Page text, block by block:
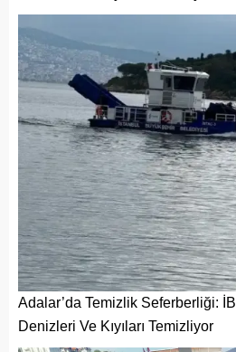
Adalar’da Temizlik Seferberliği:
Denizleri Ve Kıyıları Temizliyor